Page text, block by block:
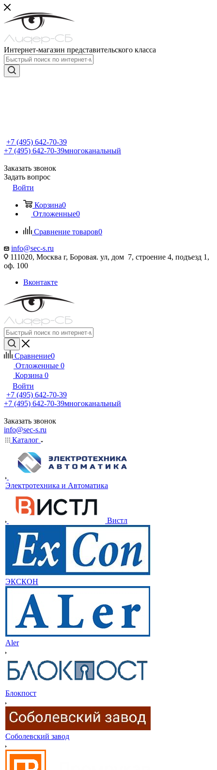
Интернет-магазин представительского класса
+7 (495) 642-70-39
+7 (495) 642-70-39многоканальный
Заказать звонок
Задать вопрос
Войти
Корзина0
Отложенные0
Сравнение товаров0
info@sec-s.ru
111020, Москва г, Боровая. ул, дом 7, строение 4, подъезд 1,
оф. 100
Вконтакте
Сравнение0
Отложенные 0
Корзина 0
Войти
+7 (495) 642-70-39
+7 (495) 642-70-39многоканальный
Заказать звонок
info@sec-s.ru
Каталог
Электротехника и Автоматика
Вистл
ЭКСКОН
Aler
Блокпост
Соболевский завод